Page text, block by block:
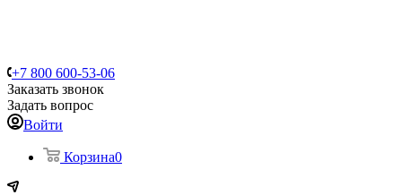
+7 800 600-53-06
Заказать звонок
Задать вопрос
Войти
Корзина0